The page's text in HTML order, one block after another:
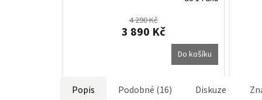
4 290 Kč
3 890 Kč
Do košíku
Popis Podobné (16) Diskuze